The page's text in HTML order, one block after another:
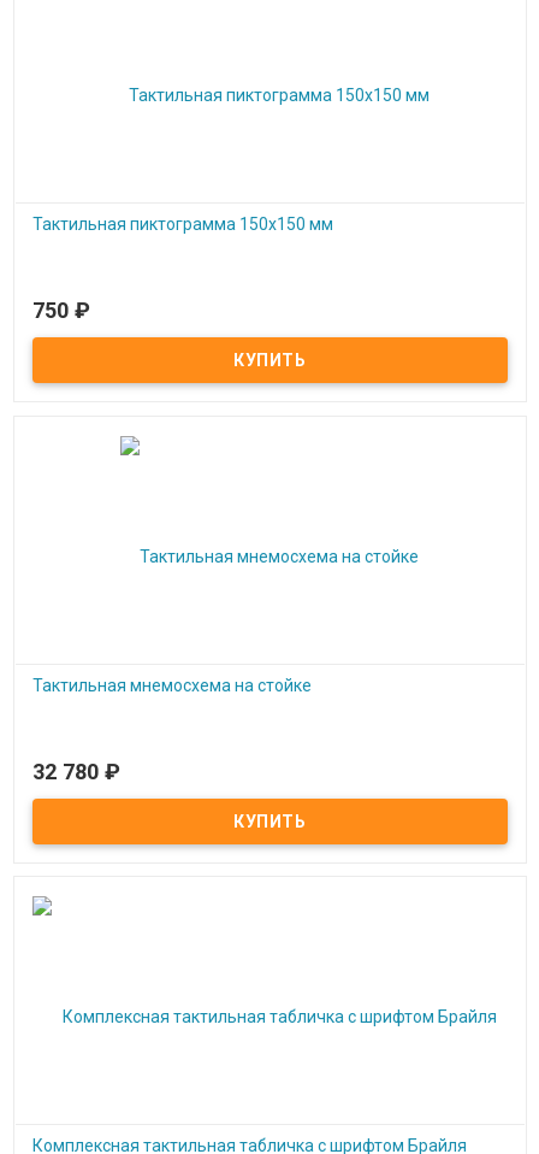
Тактильная пиктограмма 150x150 мм
Под заказ
Тактильная пиктограмма 150x150 мм
750 ₽
Тактильная мнемосхема на стойке
Под заказ
Тактильная мнемосхема на стойке
32 780 ₽
Комплексная тактильная табличка с шрифтом Брайля